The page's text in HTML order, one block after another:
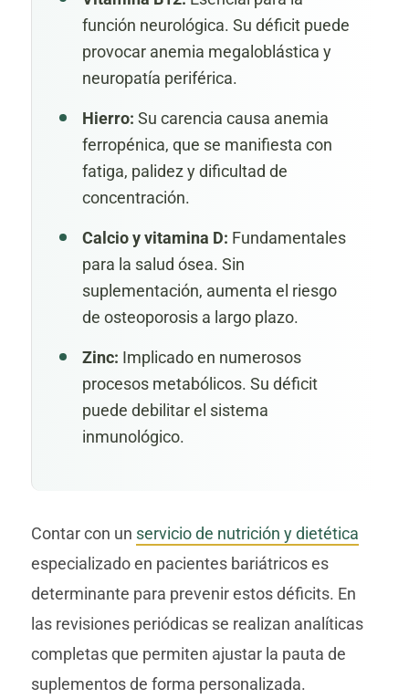
función neurológica. Su déficit puede
provocar anemia megaloblástica y
neuropatía periférica.
Hierro: Su carencia causa anemia
ferropénica, que se manifiesta con
fatiga, palidez y dificultad de
concentración.
Calcio y vitamina D: Fundamentales
para la salud ósea. Sin
suplementación, aumenta el riesgo
de osteoporosis a largo plazo.
Zinc: Implicado en numerosos
procesos metabólicos. Su déficit
puede debilitar el sistema
inmunológico.
Contar con un servicio de nutrición y dietética
especializado en pacientes bariátricos es
determinante para prevenir estos déficits. En
las revisiones periódicas se realizan analíticas
completas que permiten ajustar la pauta de
suplementos de forma personalizada.